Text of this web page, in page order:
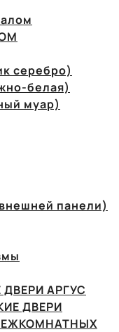
серебро)
белая)
муар)
панели)
АРГУС
ДВЕРИ